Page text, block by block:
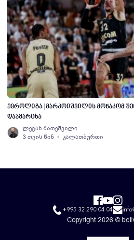
ევროლიგა | მარკოიშვილის მონაკომ
დაამარცხა
ლევან მათეშვილი
3 თვის წინ
კალათბურთი
+995 32 290 04 04
Copyright 2026 ©